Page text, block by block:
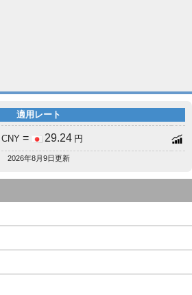
適用レート
CNY = 29.24 円
2026年8月9日更新